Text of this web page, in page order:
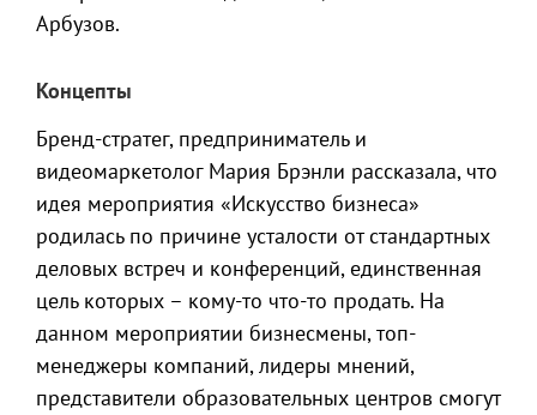
Арбузов.
Концепты
Бренд-стратег, предприниматель и
видеомаркетолог Мария Брэнли рассказала, что
идея мероприятия «Искусство бизнеса»
родилась по причине усталости от стандартных
деловых встреч и конференций, единственная
цель которых – кому-то что-то продать. На
данном мероприятии бизнесмены, топ-
менеджеры компаний, лидеры мнений,
представители образовательных центров смогут